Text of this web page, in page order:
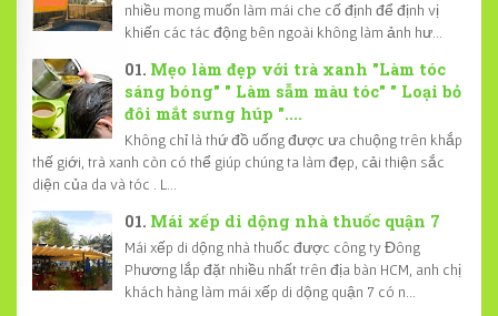
nhiều mong muốn làm mái che cố định để định vị
khiến các tác động bên ngoài không làm ảnh hư...
Mẹo làm đẹp với trà xanh "Làm tóc
sáng bóng" " Làm sẫm màu tóc" " Loại bỏ
đôi mắt sưng húp "....
Không chỉ là thứ đồ uống được ưa chuộng trên khắp
thế giới, trà xanh còn có thể giúp chúng ta làm đẹp, cải thiện sắc
diện của da và tóc . L...
Mái xếp di dộng nhà thuốc quận 7
Mái xếp di dộng nhà thuốc được công ty Đông
Phương lắp đặt nhiều nhất trên địa bàn HCM, anh chị
khách hàng làm mái xếp di dộng quận 7 có n...